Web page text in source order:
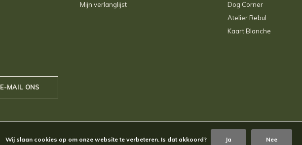
Mijn verlanglijst
Dog Corner
Atelier Rebul
Kaart Blanche
E-MAIL ONS
Wij slaan cookies op om onze website te verbeteren. Is dat akkoord? Ja Nee